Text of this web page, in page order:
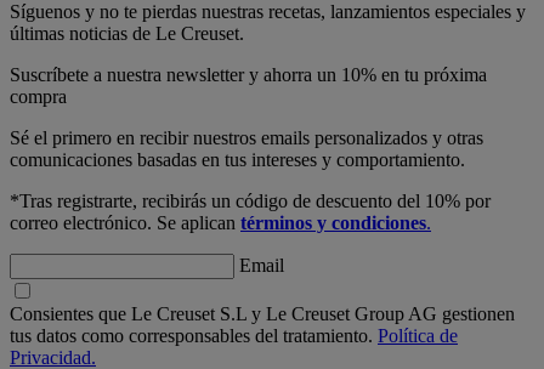
Síguenos y no te pierdas nuestras recetas, lanzamientos especiales y
últimas noticias de Le Creuset.
Suscríbete a nuestra newsletter y ahorra un 10% en tu próxima
compra
Sé el primero en recibir nuestros emails personalizados y otras
comunicaciones basadas en tus intereses y comportamiento.
*Tras registrarte, recibirás un código de descuento del 10% por
correo electrónico. Se aplican términos y condiciones.
Email
Consientes que Le Creuset S.L y Le Creuset Group AG gestionen
tus datos como corresponsables del tratamiento. Política de
Privacidad.